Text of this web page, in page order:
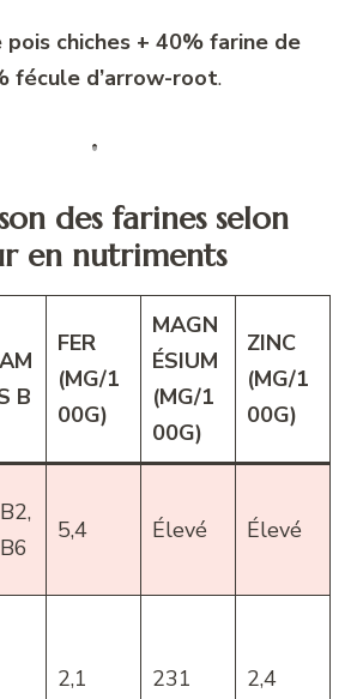
chiches + 40% farine de
fécule d’arrow-root.
des farines selon
en nutriments
B
FER
(MG/1
00G)
MAGN
ÉSIUM
(MG/1
00G)
ZINC
(MG/1
00G)
5,4 Élevé Élevé
2,1 231 2,4